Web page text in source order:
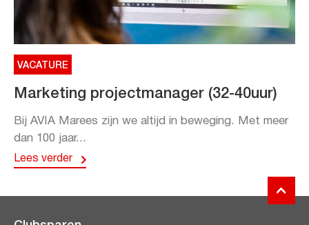
VACATURE
Marketing projectmanager (32-40uur)
Bij AVIA Marees zijn we altijd in beweging. Met meer
dan 100 jaar...
Lees verder